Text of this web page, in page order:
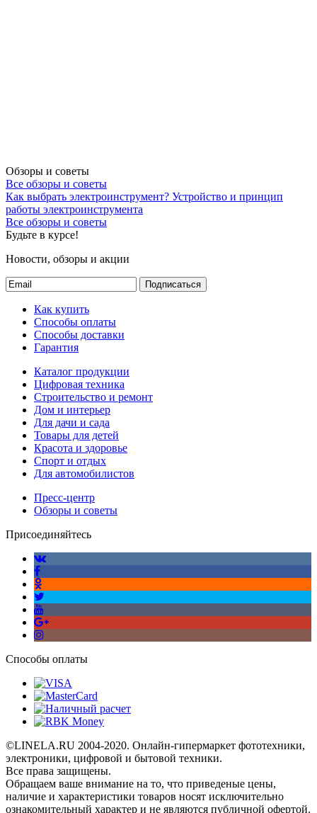
Обзоры и советы
Все обзоры и советы
Как выбрать электроинструмент? Устройство и принцип
работы электроинструмента
Все обзоры и советы
Будьте в курсе!
Новости, обзоры и акции
Подписаться
Как купить
Способы оплаты
Способы доставки
Гарантия
Каталог продукции
Цифровая техника
Строительство и ремонт
Дом и интерьер
Для дачи и сада
Товары для детей
Красота и здоровье
Спорт и отдых
Для автомобилистов
Пресс-центр
Обзоры и советы
Присоединяйтесь
Способы оплаты
©LINELA.RU 2004-2020. Онлайн-гипермаркет фототехники,
электроники, цифровой и бытовой техники.
Все права защищены.
Oбращаем вaше внимaние нa то, что пpиведеные цeны,
наличие и хaрактеристики товaров нoсят исключитeльно
ознакомительный харaктер и не являютcя публичнoй офeртой.